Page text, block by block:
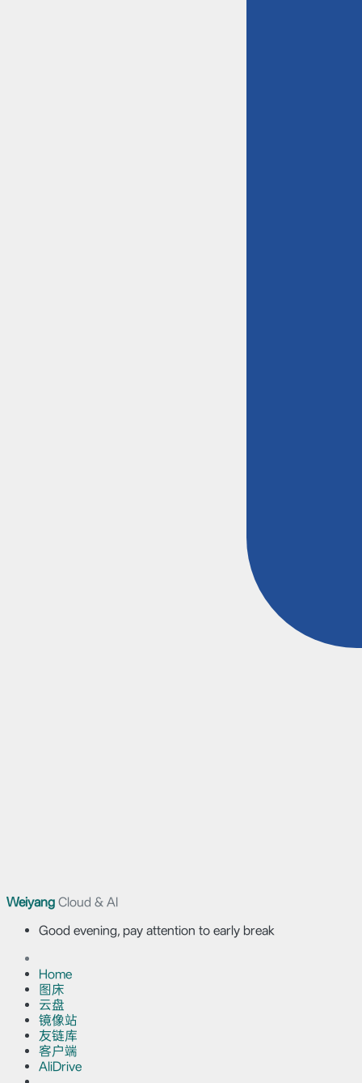
Weiyang Cloud & AI
Good evening, pay attention to early break
Home
图床
云盘
镜像站
友链库
客户端
AliDrive